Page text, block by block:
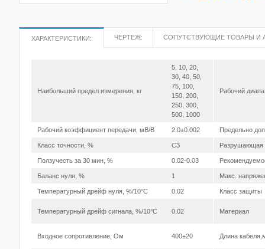
ХАРАКТЕРИСТИКИ: ЧЕРТЕЖ: СОПУТСТВУЮЩИЕ ТОВАРЫ И
Наибольший предел измерения, кг
5, 10, 20,
30, 40, 50,
75, 100,
150, 200,
250, 300,
500, 1000
Рабочий
Рабочий коэффициент передачи, мВ/В 2.0±0.002 Предельно
Класс точности, % C3 Разрушающая
Ползучесть за 30 мин, % 0.02-0.03
Баланс нуля, % 1 Макс.
Температурный дрейф нуля, %/10°С 0.02 Класс защиты
Температурный дрейф сигнала, %/10°С 0.02 Материал
Входное сопротивление, Ом 400±20 Длина